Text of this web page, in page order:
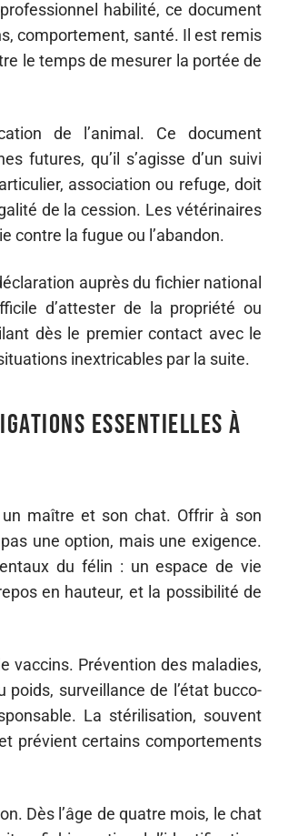
habilité, ce document
comportement, santé. Il est remis
le temps de mesurer la portée de
de l’animal. Ce document
futures, qu’il s’agisse d’un suivi
association ou refuge, doit
de la cession. Les vétérinaires
contre la fugue ou l’abandon.
auprès du fichier national
d’attester de la propriété ou
dès le premier contact avec le
inextricables par la suite.
essentielles à
maître et son chat. Offrir à son
une option, mais une exigence.
du félin : un espace de vie
en hauteur, et la possibilité de
vaccins. Prévention des maladies,
surveillance de l’état bucco-
La stérilisation, souvent
prévient certains comportements
Dès l’âge de quatre mois, le chat